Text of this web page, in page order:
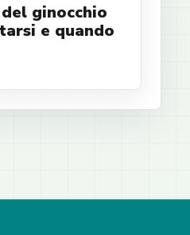
ginocchio
e quando